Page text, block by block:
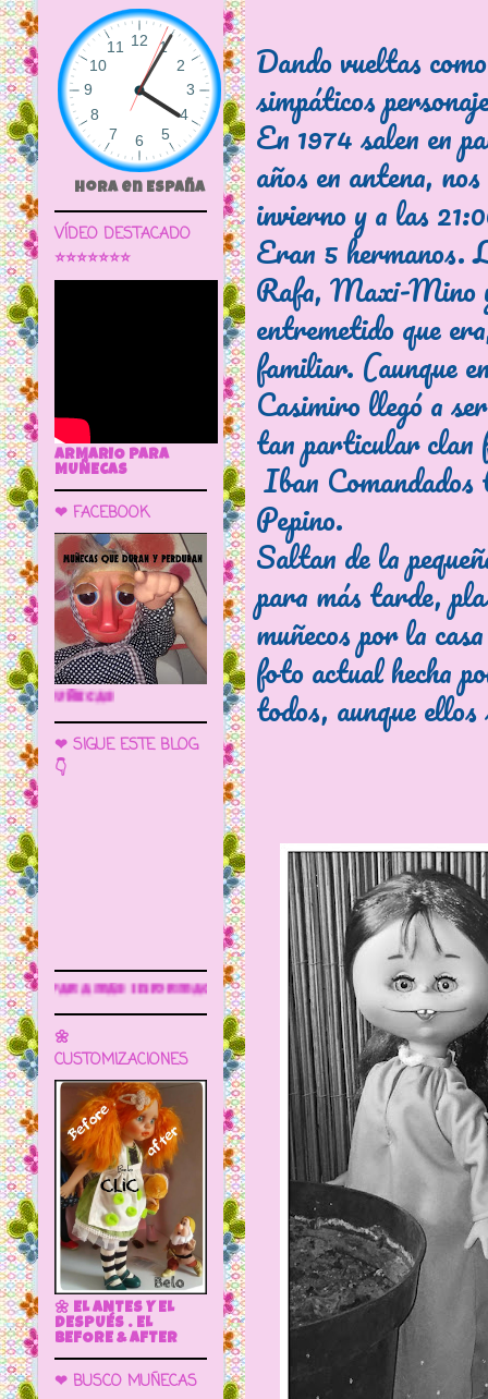
Dando vueltas
simpáticos
En 1974 salen en
años en antena,
invierno y a las
Eran 5 hermanos.
Rafa, Maxi-Mino
entremetido que
familiar. (aunque
Casimiro llegó a
tan particular clan
Iban
Pepino.
Saltan de la
para más tarde,
muñecos por la
foto actual hecha
todos, aunque
Hora en España
VÍDEO DESTACADO
⭐⭐⭐⭐⭐⭐⭐
ARMARIO PARA
MUÑECAS
❤ FACEBOOK
🌼 LA CUEVA DE LAS MUÑECAS
❤ SIGUE ESTE BLOG
👇
Sigue este blog para más
🌼
CUSTOMIZACIONES
🌼 EL ANTES Y EL
DESPUÉS . EL
BEFORE & AFTER
❤ BUSCO MUÑECAS